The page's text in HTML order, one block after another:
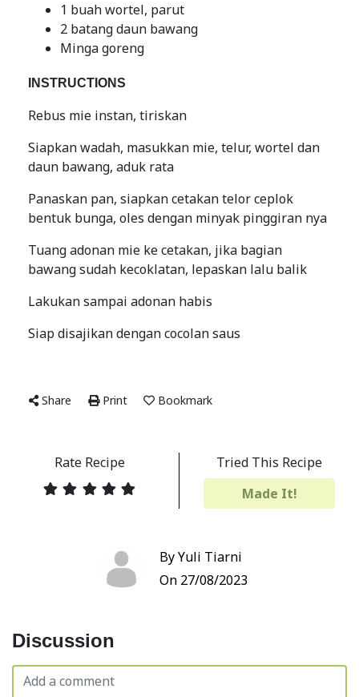
1 buah wortel, parut
2 batang daun bawang
Minga goreng
INSTRUCTIONS
Rebus mie instan, tiriskan
Siapkan wadah, masukkan mie, telur, wortel dan
daun bawang, aduk rata
Panaskan pan, siapkan cetakan telor ceplok
bentuk bunga, oles dengan minyak pinggiran nya
Tuang adonan mie ke cetakan, jika bagian
bawang sudah kecoklatan, lepaskan lalu balik
Lakukan sampai adonan habis
Siap disajikan dengan cocolan saus
Share Print Bookmark
Rate Recipe
Tried This Recipe
Made It!
By Yuli Tiarni
On 27/08/2023
Discussion